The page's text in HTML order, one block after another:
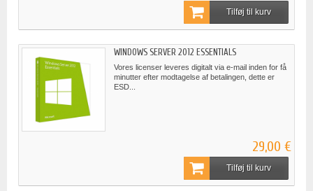
Tilføj til kurv
WINDOWS SERVER 2012 ESSENTIALS
Vores licenser leveres digitalt via e-mail inden for få
minutter efter modtagelse af betalingen, dette er
ESD...
29,00 €
Tilføj til kurv